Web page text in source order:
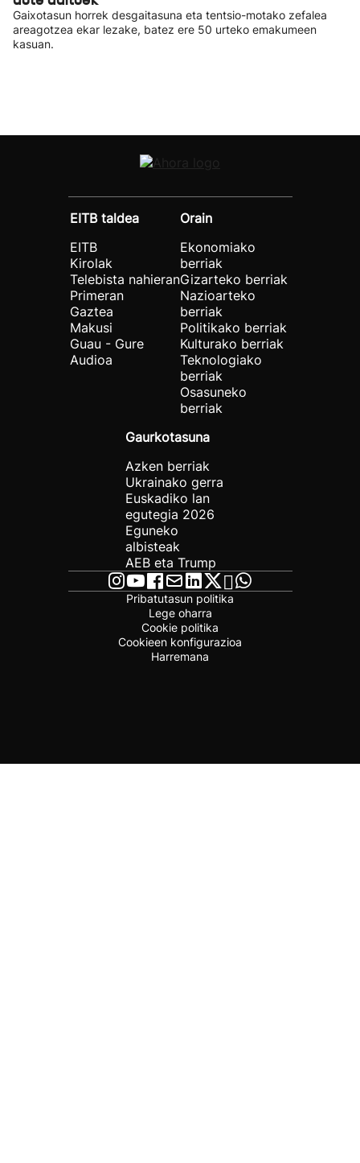
Gaixotasun horrek desgaitasuna eta tentsio-motako zefalea
areagotzea ekar lezake, batez ere 50 urteko emakumeen
kasuan.
EITB taldea
EITB
Kirolak
Telebista nahieran
Primeran
Gaztea
Makusi
Guau - Gure
Audioa
Orain
Ekonomiako
berriak
Gizarteko berriak
Nazioarteko
berriak
Politikako berriak
Kulturako berriak
Teknologiako
berriak
Osasuneko
berriak
Gaurkotasuna
Azken berriak
Ukrainako gerra
Euskadiko lan
egutegia 2026
Eguneko
albisteak
AEB eta Trump
Pribatutasun politika
Lege oharra
Cookie politika
Cookieen konfigurazioa
Harremana